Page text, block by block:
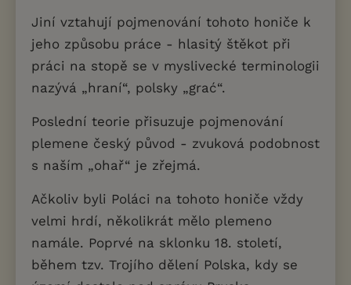
Jiní vztahují pojmenování tohoto honiče k
jeho způsobu práce - hlasitý štěkot při
práci na stopě se v myslivecké terminologii
nazývá „hraní“, polsky „grać“.
Poslední teorie přisuzuje pojmenování
plemene český původ - zvuková podobnost
s naším „ohař“ je zřejmá.
Ačkoliv byli Poláci na tohoto honiče vždy
velmi hrdí, několikrát mělo plemeno
namále. Poprvé na sklonku 18. století,
během tzv. Trojího dělení Polska, kdy se